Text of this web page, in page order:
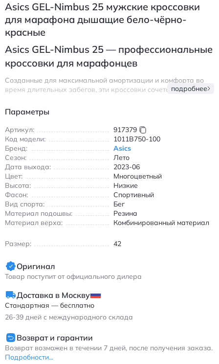
Asics GEL-Nimbus 25 мужские кроссовки
для марафона дышащие бело-чёрно-
красные
Asics GEL-Nimbus 25 — профессиональные
кроссовки для марафонцев
Созданные для максимальной амортизации и комфорта во
время длительных забегов, эти кроссовки сочетают
выполнен из комбинированного материала: дышащая ткань в
области носка и синтетическая кожа на боковых панелях
обеспечивают оптимальную вентиляцию и поддержку стопы.
Подошва из износостойкой резины AHAR+ гарантирует
надежное сцепление на любой поверхности.
Ключевые особенности:
Система амортизации FF BLAST+ и P-GEL для
поглощения ударных нагрузок
Легкий вес — всего 290 граммов (размер 42)
Эргономичная форма, повторяющая анатомию стопы
Воздухопроницаемая конструкция для комфортной
температуры во время бега
Идеальный выбор для марафонских дистанций и тренировок
при беге по асфальту и легко сочетаются с любым
спортивным гардеробом.
бело-чёрно-красные
подробнее
Параметры
Артикул:
917379
Код модели:
1011B750-100
Бренд:
Asics
Сезон:
Лето
Дата выхода:
2023-06
Цвет:
Многоцветный
Высота:
Низкие
Фасон:
Спортивный
Вид спорта:
Бег
Материал подошвы:
Резина
Материал верха:
Комбинированный материал
Размер: 42
Оригинал
Товар поступит от официального дилера
Доставка в Москву
Стандартная — бесплатно
26-39 дней с международного склада
Возврат и гарантии
Возврат возможен в течении 7 дней, после получения заказа.
Подробности...